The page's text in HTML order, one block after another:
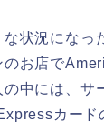
状況になっ
のお店で
中には、サ
カード